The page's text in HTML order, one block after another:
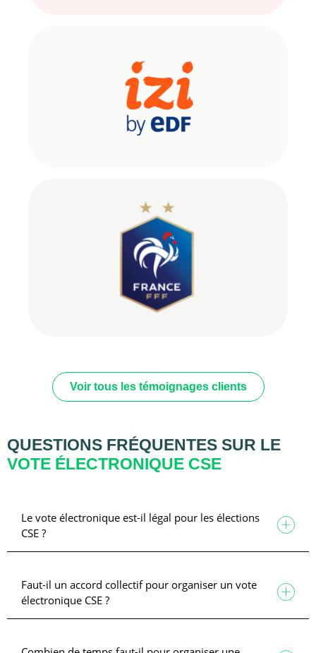
Voir tous les témoignages clients
QUESTIONS FRÉQUENTES SUR LE
VOTE ÉLECTRONIQUE CSE
Le vote électronique est-il légal pour les élections
CSE ?
Faut-il un accord collectif pour organiser un vote
électronique CSE ?